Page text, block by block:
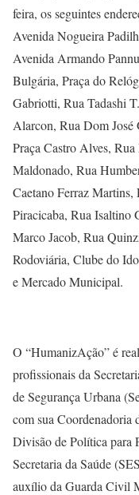
feira, os seguintes
Avenida Nogueira
Avenida Armando
Bulgária, Praça do
Gabriotti, Rua Tadashi
Alarcon, Rua Dom José
Praça Castro Alves,
Maldonado, Rua
Caetano Ferraz Martins,
Piracicaba, Rua Isaltino
Marco Jacob, Rua
Rodoviária, Clube do
e Mercado Municipal.
O “HumanizAção” é
profissionais da
de Segurança Urbana
com sua Coordenadoria
Divisão de Política para
Secretaria da Saúde
auxílio da Guarda Civil